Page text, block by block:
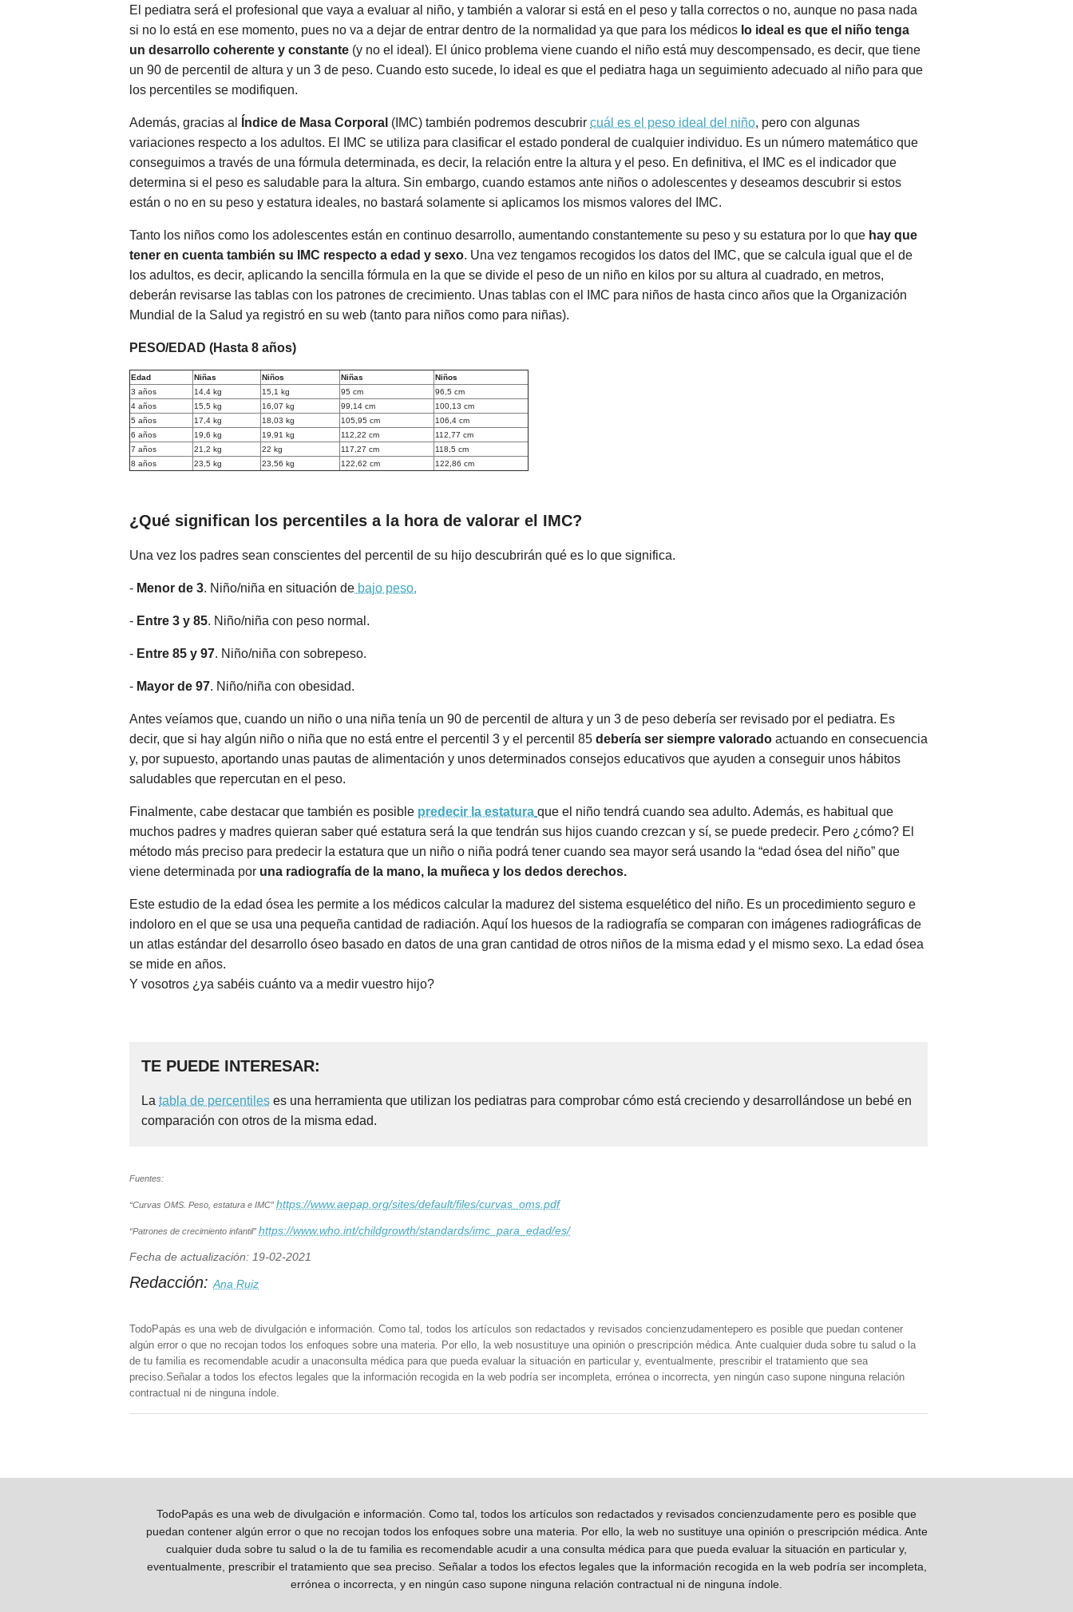
El pediatra será el profesional que vaya a evaluar al niño, y también a valorar si está en el peso y talla correctos o no, aunque no pasa nada
si no lo está en ese momento, pues no va a dejar de entrar dentro de la normalidad ya que para los médicos lo ideal es que el niño tenga
un desarrollo coherente y constante (y no el ideal). El único problema viene cuando el niño está muy descompensado, es decir, que tiene
un 90 de percentil de altura y un 3 de peso. Cuando esto sucede, lo ideal es que el pediatra haga un seguimiento adecuado al niño para que
los percentiles se modifiquen.
Además, gracias al Índice de Masa Corporal (IMC) también podremos descubrir cuál es el peso ideal del niño, pero con algunas
variaciones respecto a los adultos. El IMC se utiliza para clasificar el estado ponderal de cualquier individuo. Es un número matemático que
conseguimos a través de una fórmula determinada, es decir, la relación entre la altura y el peso. En definitiva, el IMC es el indicador que
determina si el peso es saludable para la altura. Sin embargo, cuando estamos ante niños o adolescentes y deseamos descubrir si estos
están o no en su peso y estatura ideales, no bastará solamente si aplicamos los mismos valores del IMC.
Tanto los niños como los adolescentes están en continuo desarrollo, aumentando constantemente su peso y su estatura por lo que hay que
tener en cuenta también su IMC respecto a edad y sexo. Una vez tengamos recogidos los datos del IMC, que se calcula igual que el de
los adultos, es decir, aplicando la sencilla fórmula en la que se divide el peso de un niño en kilos por su altura al cuadrado, en metros,
deberán revisarse las tablas con los patrones de crecimiento. Unas tablas con el IMC para niños de hasta cinco años que la Organización
Mundial de la Salud ya registró en su web (tanto para niños como para niñas).
PESO/EDAD (Hasta 8 años)
Edad Niñas Niños Niñas
Niños
3 años
14,4 kg 15,1 kg 95 cm
96,5 cm
4 años
15,5 kg 16,07 kg 99,14 cm
100,13 cm
5 años
17,4 kg 18,03 kg 105,95 cm
106,4 cm
6 años
19,6 kg 19,91 kg 112,22 cm
112,77 cm
7 años
21,2 kg 22 kg 117,27 cm
118,5 cm
8 años
23,5 kg 23,56 kg 122,62 cm 122,86 cm
¿Qué significan los percentiles a la hora de valorar el IMC?
Una vez los padres sean conscientes del percentil de su hijo descubrirán qué es lo que significa.
- Menor de 3. Niño/niña en situación de bajo peso.
- Entre 3 y 85. Niño/niña con peso normal.
- Entre 85 y 97. Niño/niña con sobrepeso.
- Mayor de 97. Niño/niña con obesidad.
Antes veíamos que, cuando un niño o una niña tenía un 90 de percentil de altura y un 3 de peso debería ser revisado por el pediatra. Es
decir, que si hay algún niño o niña que no está entre el percentil 3 y el percentil 85 debería ser siempre valorado actuando en consecuencia
y, por supuesto, aportando unas pautas de alimentación y unos determinados consejos educativos que ayuden a conseguir unos hábitos
saludables que repercutan en el peso.
Finalmente, cabe destacar que también es posible predecir la estatura que el niño tendrá cuando sea adulto. Además, es habitual que
muchos padres y madres quieran saber qué estatura será la que tendrán sus hijos cuando crezcan y sí, se puede predecir. Pero ¿cómo? El
método más preciso para predecir la estatura que un niño o niña podrá tener cuando sea mayor será usando la “edad ósea del niño” que
viene determinada por una radiografía de la mano, la muñeca y los dedos derechos.
Este estudio de la edad ósea les permite a los médicos calcular la madurez del sistema esquelético del niño. Es un procedimiento seguro e
indoloro en el que se usa una pequeña cantidad de radiación. Aquí los huesos de la radiografía se comparan con imágenes radiográficas de
un atlas estándar del desarrollo óseo basado en datos de una gran cantidad de otros niños de la misma edad y el mismo sexo. La edad ósea
se mide en años.
Y vosotros ¿ya sabéis cuánto va a medir vuestro hijo?
TE PUEDE INTERESAR:
La tabla de percentiles es una herramienta que utilizan los pediatras para comprobar cómo está creciendo y desarrollándose un bebé en
comparación con otros de la misma edad.
Fuentes:
“Curvas OMS. Peso, estatura e IMC” https://www.aepap.org/sites/default/files/curvas_oms.pdf
“Patrones de crecimiento infantil” https://www.who.int/childgrowth/standards/imc_para_edad/es/
Fecha de actualización: 19-02-2021
Redacción: Ana Ruiz
TodoPapás es una web de divulgación e información. Como tal, todos los artículos son redactados y revisados concienzudamentepero es posible que puedan contener
algún error o que no recojan todos los enfoques sobre una materia. Por ello, la web nosustituye una opinión o prescripción médica. Ante cualquier duda sobre tu salud o la
de tu familia es recomendable acudir a unaconsulta médica para que pueda evaluar la situación en particular y, eventualmente, prescribir el tratamiento que sea
preciso.Señalar a todos los efectos legales que la información recogida en la web podría ser incompleta, errónea o incorrecta, yen ningún caso supone ninguna relación
contractual ni de ninguna índole.
TodoPapás es una web de divulgación e información. Como tal, todos los artículos son redactados y revisados concienzudamente pero es posible que
puedan contener algún error o que no recojan todos los enfoques sobre una materia. Por ello, la web no sustituye una opinión o prescripción médica. Ante
cualquier duda sobre tu salud o la de tu familia es recomendable acudir a una consulta médica para que pueda evaluar la situación en particular y,
eventualmente, prescribir el tratamiento que sea preciso. Señalar a todos los efectos legales que la información recogida en la web podría ser incompleta,
errónea o incorrecta, y en ningún caso supone ninguna relación contractual ni de ninguna índole.